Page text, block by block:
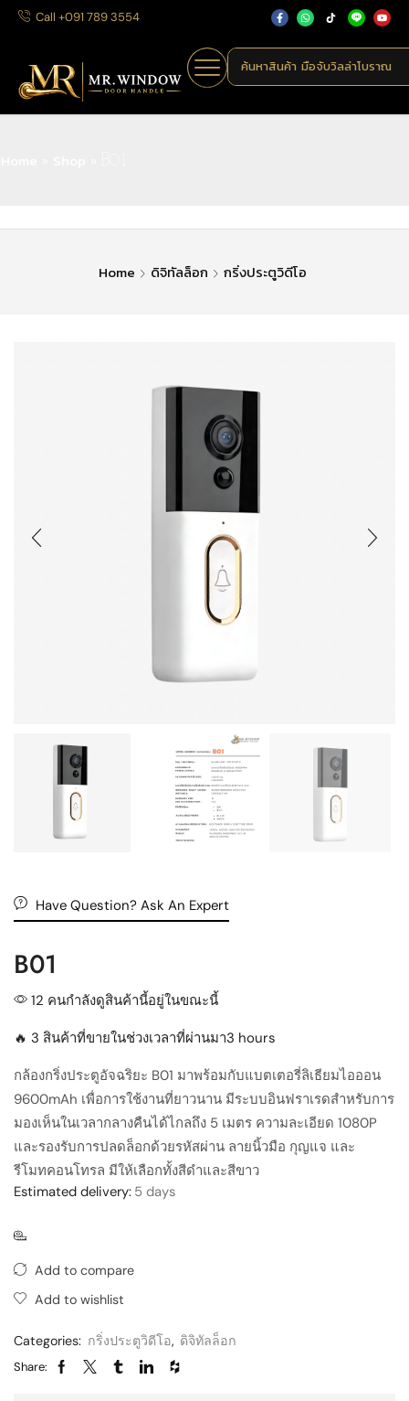
Call +091 789 3554
ค้นหาสินค้า มือจับประตูแบบก้านโ
Home ดิจิทัลล็อก กริ่งประตูวิดีโอ
Have Question? Ask An Expert
B01
12 คนกำลังดูสินค้านี้อยู่ในขณะนี้
🔥 3 สินค้าที่ขายในช่วงเวลาที่ผ่านมา3 hours
กล้องกริ่งประตูอัจฉริยะ B01 มาพร้อมกับแบตเตอรี่ลิเธียมไอออน
9600mAh เพื่อการใช้งานที่ยาวนาน มีระบบอินฟราเรดสำหรับการ
มองเห็นในเวลากลางคืนได้ไกลถึง 5 เมตร ความละเอียด 1080P
และรองรับการปลดล็อกด้วยรหัสผ่าน ลายนิ้วมือ กุญแจ และ
รีโมทคอนโทรล มีให้เลือกทั้งสีดำและสีขาว
Estimated delivery: 5 days
Add to compare
Add to wishlist
Categories: กริ่งประตูวิดีโอ, ดิจิทัลล็อก
Share: